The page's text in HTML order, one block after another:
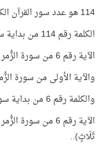
114 هو عدد سور القرآن الكريم.
الكلمة رقم 114 من بداية سورة الزُّمر جاءت في الآية رقم
الآية رقم 6 من سورة الزُّمر عدد كلماتها 36 كلمة، ويساوي
والآية الأولى من سورة
والكلمة رقم 6 من بداية سورة الزُّمر عدد حروفها
الآية رقم 6 من
ثَلَاثٍ)..